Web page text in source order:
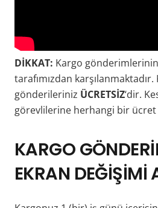
DİKKAT: Kargo
tarafımızdan karşılanmaktadır.
gönderileriniz ÜCRETSİZ‘dir.
görevlilerine herhangi bir
KARGO
EKRAN DEĞİŞİMİ